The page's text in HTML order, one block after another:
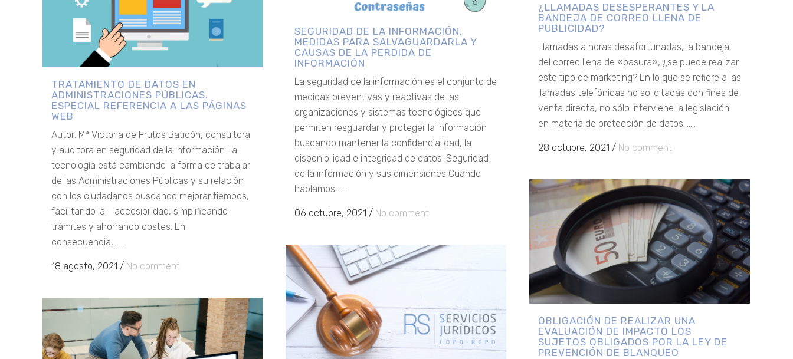
¿LLAMADAS DESESPERANTES Y LA
BANDEJA DE CORREO LLENA DE
PUBLICIDAD?
Llamadas a horas desafortunadas, la bandeja
del correo llena de «basura», ¿se puede realizar
este tipo de marketing? En lo que se refiere a las
llamadas telefónicas no solicitadas con fines de
venta directa, no sólo interviene la legislación
en materia de protección de datos:......
28 octubre, 2021 / No comment
SEGURIDAD DE LA INFORMACIÓN,
MEDIDAS PARA SALVAGUARDARLA Y
CAUSAS DE LA PERDIDA DE
INFORMACIÓN
La seguridad de la información es el conjunto de
medidas preventivas y reactivas de las
organizaciones y sistemas tecnológicos que
permiten resguardar y proteger la información
buscando mantener la confidencialidad, la
disponibilidad e integridad de datos. Seguridad
de la información y sus dimensiones Cuando
hablamos......
06 octubre, 2021 / No comment
TRATAMIENTO DE DATOS EN
ADMINISTRACIONES PÚBLICAS.
ESPECIAL REFERENCIA A LAS PÁGINAS
WEB
Autor: Mª Victoria de Frutos Baticón, consultora
y auditora en seguridad de la información La
tecnología está cambiando la forma de trabajar
de las Administraciones Públicas y su relación
con los ciudadanos buscando mejorar tiempos,
facilitando la accesibilidad, simplificando
trámites y ahorrando costes. En
consecuencia,......
18 agosto, 2021 / No comment
OBLIGACIÓN DE REALIZAR UNA
EVALUACIÓN DE IMPACTO LOS
SUJETOS OBLIGADOS POR LA LEY DE
PREVENCIÓN DE BLANQUEO